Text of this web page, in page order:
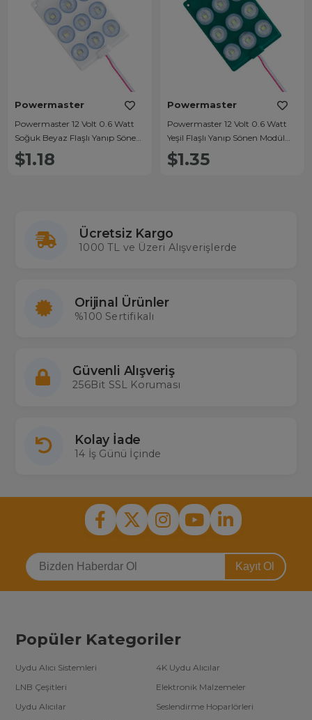
Powermaster
Powermaster 12 Volt 0.6 Watt
Soğuk Beyaz Flaşlı Yanıp Sönen
Modül Led
$1.18
Powermaster
Powermaster 12 Volt 0.6 Watt
Yeşil Flaşlı Yanıp Sönen Modül
Led
$1.35
Ücretsiz Kargo
1000 TL ve Üzeri Alışverişlerde
Orijinal Ürünler
%100 Sertifikalı
Güvenli Alışveriş
256Bit SSL Koruması
Kolay İade
14 İş Günü İçinde
Kayıt Ol
Popüler Kategoriler
Uydu Alıcı Sistemleri
4K Uydu Alıcılar
LNB Çeşitleri
Elektronik Malzemeler
Uydu Alıcılar
Seslendirme Hoparlörleri